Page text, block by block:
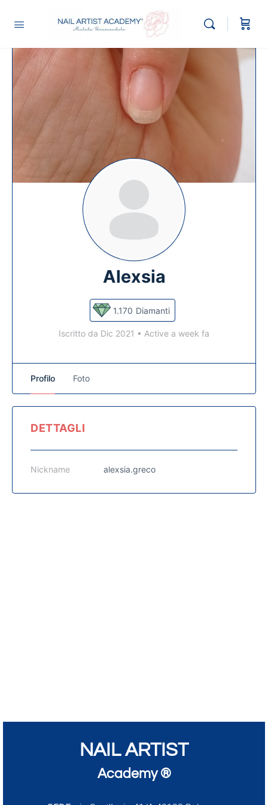
Alexsia
1.170 Diamanti
Iscritto da Dic 2021 • Active a week fa
Profilo Foto
DETTAGLI
Nickname alexsia.greco
NAIL ARTIST
Academy ®